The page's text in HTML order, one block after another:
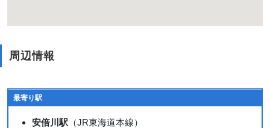
周辺情報
最寄り駅
安倍川駅 （JR東海道本線）